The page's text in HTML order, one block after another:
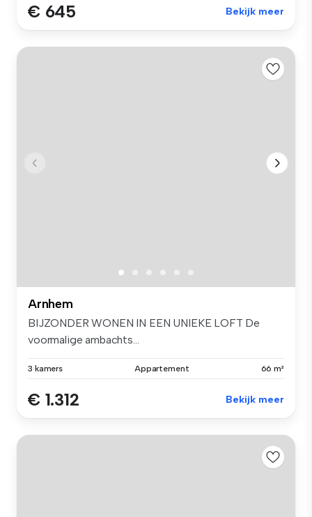
€ 645 Bekijk meer
Arnhem
BIJZONDER WONEN IN EEN UNIEKE LOFT De
voormalige ambachts...
3 kamers Appartement 66 m²
€ 1.312 Bekijk meer